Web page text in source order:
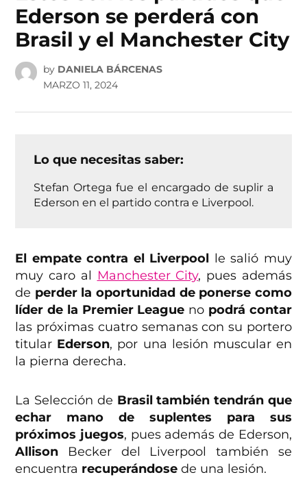
Ederson se perderá con
Brasil y el Manchester City
by DANIELA BÁRCENAS
MARZO 11, 2024
Lo que necesitas saber:
Stefan Ortega fue el encargado de suplir a
Ederson en el partido contra e Liverpool.
El empate contra el Liverpool le salió muy
muy caro al Manchester City, pues además
de perder la oportunidad de ponerse como
líder de la Premier League no podrá contar
las próximas cuatro semanas con su portero
titular Ederson, por una lesión muscular en
la pierna derecha.
La Selección de Brasil también tendrán que
echar mano de suplentes para sus
próximos juegos, pues además de Ederson,
Allison Becker del Liverpool también se
encuentra recuperándosede una lesión.